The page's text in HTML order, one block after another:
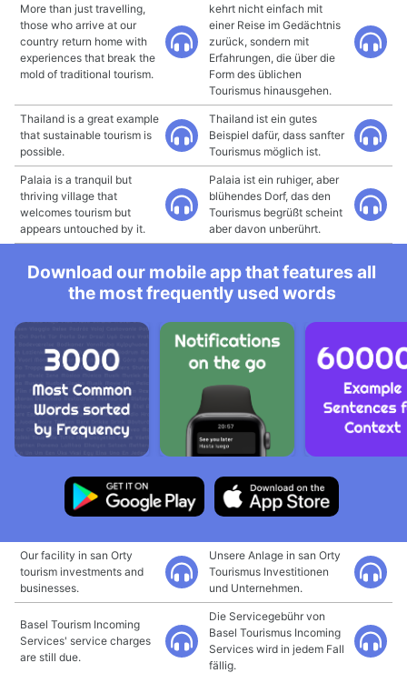
More than just travelling,
those who arrive at our
country return home with
experiences that break the
mold of traditional tourism.
kehrt nicht einfach mit
einer Reise im Gedächtnis
zurück, sondern mit
Erfahrungen, die über die
Form des üblichen
Tourismus hinausgehen.
Thailand is a great example
that sustainable tourism is
possible.
Thailand ist ein gutes
Beispiel dafür, dass sanfter
Tourismus möglich ist.
Palaia is a tranquil but
thriving village that
welcomes tourism but
appears untouched by it.
Palaia ist ein ruhiger, aber
blühendes Dorf, das den
Tourismus begrüßt scheint
aber davon unberührt.
Download our mobile app that features all
the most frequently used words
Our facility in san Orty
tourism investments and
businesses.
Unsere Anlage in san Orty
Tourismus Investitionen
und Unternehmen.
Basel Tourism Incoming
Services' service charges
are still due.
Die Servicegebühr von
Basel Tourismus Incoming
Services wird in jedem Fall
fällig.